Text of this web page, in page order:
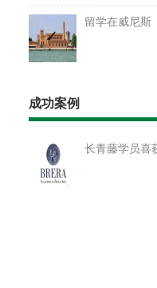
留学在威尼斯
成功案例
长青藤学员喜